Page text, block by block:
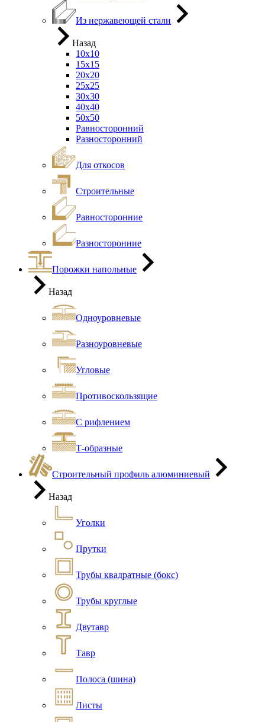
Из нержавеющей стали
Назад
10х10
15х15
20х20
25х25
30х30
40х40
50х50
Равносторонний
Разносторонний
Для откосов
Строительные
Равносторонние
Разносторонние
Порожки напольные
Назад
Одноуровневые
Разноуровневые
Угловые
Противоскользящие
С рифлением
Т-образные
Строительный профиль алюминиевый
Назад
Уголки
Прутки
Трубы квадратные (бокс)
Трубы круглые
Двутавр
Тавр
Полоса (шина)
Листы